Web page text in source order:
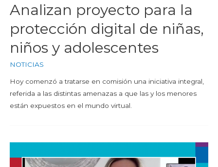
Analizan proyecto para la
protección digital de niñas,
niños y adolescentes
NOTICIAS
Hoy comenzó a tratarse en comisión una iniciativa integral,
referida a las distintas amenazas a que las y los menores
están expuestos en el mundo virtual.